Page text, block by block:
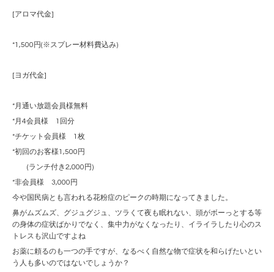
[アロマ代金]
*1,500円(※スプレー材料費込み)
[ヨガ代金]
*月通い放題会員様無料
*月4会員様 1回分
*チケット会員様 1枚
*初回のお客様1,500円
(ランチ付き2,000円)
*非会員様 3,000円
今や国民病とも言われる花粉症のピークの時期になってきました。
鼻がムズムズ、グジュグジュ、ツラくて夜も眠れない、頭がボーっとする等
の身体の症状ばかりでなく、集中力がなくなったり、イライラしたり心のス
トレスも沢山ですよね
お薬に頼るのも一つの手ですが、なるべく自然な物で症状を和らげたいとい
う人も多いのではないでしょうか？